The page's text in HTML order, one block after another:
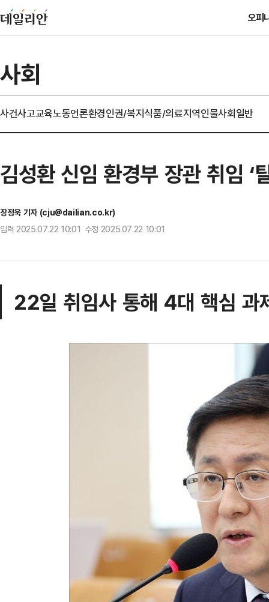
오피
사회
사건사고교육노동언론환경인권/복지식품/의료지역인물사회일반
김성환 신임 환경부 장관 취임 ‘
장정욱 기자 (cju@dailian.co.kr)
입력 2025.07.22 10:01 수정 2025.07.22 10:01
22일 취임사 통해 4대 핵심 과